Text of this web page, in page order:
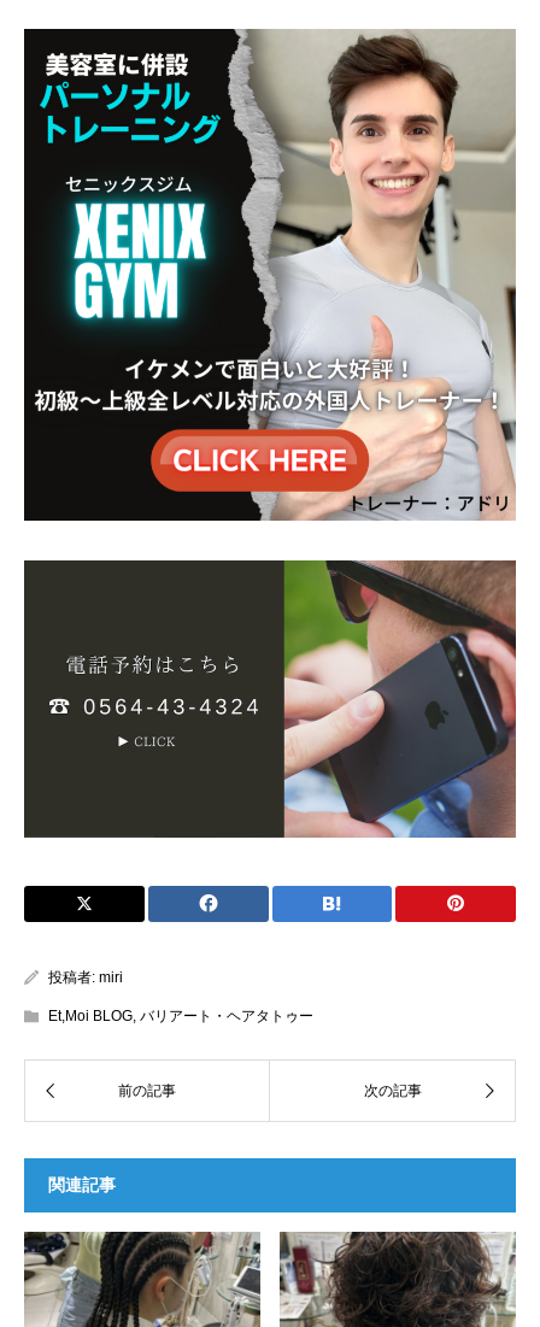
投稿者: miri
Et,Moi BLOG バリアート・ヘアタトゥー
関連記事